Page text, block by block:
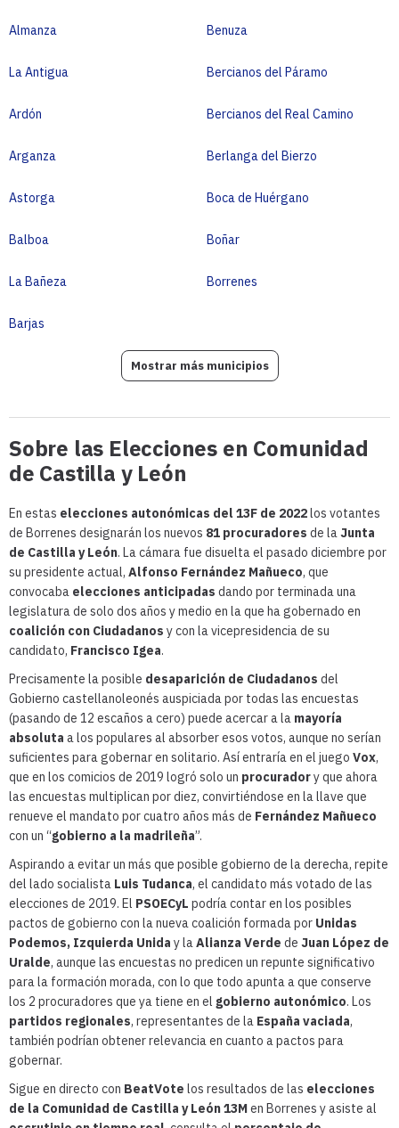
Almanza
La Antigua
Ardón
Arganza
Astorga
Balboa
La Bañeza
Barjas
Benuza
Bercianos del Páramo
Bercianos del Real Camino
Berlanga del Bierzo
Boca de Huérgano
Boñar
Borrenes
Mostrar más municipios
Sobre las Elecciones en Comunidad
de Castilla y León
En estas elecciones autonómicas del 13F de 2022los votantes
de Borrenes designarán los nuevos 81 procuradores de la Junta
de Castilla y León. La cámara fue disuelta el pasado diciembre por
su presidente actual, Alfonso Fernández Mañueco, que
convocaba elecciones anticipadas dando por terminada una
legislatura de solo dos años y medio en la que ha gobernado en
coalición con Ciudadanos y con la vicepresidencia de su
candidato, Francisco Igea.
Precisamente la posible desaparición de Ciudadanos del
Gobierno castellanoleonés auspiciada por todas las encuestas
(pasando de 12 escaños a cero) puede acercar a la mayoría
absoluta a los populares al absorber esos votos, aunque no serían
suficientes para gobernar en solitario. Así entraría en el juego Vox,
que en los comicios de 2019 logró solo un procuradory que ahora
las encuestas multiplican por diez, convirtiéndose en la llave que
renueve el mandato por cuatro años más de Fernández Mañueco
con un “gobierno a la madrileña”.
Aspirando a evitar un más que posible gobierno de la derecha, repite
del lado socialista Luis Tudanca, el candidato más votado de las
elecciones de 2019. El PSOECyL podría contar en los posibles
pactos de gobierno con la nueva coalición formada por Unidas
Podemos, Izquierda Unida y la Alianza Verde de Juan López de
Uralde, aunque las encuestas no predicen un repunte significativo
para la formación morada, con lo que todo apunta a que conserve
los 2 procuradores que ya tiene en el gobierno autonómico. Los
partidos regionales, representantes de la España vaciada,
también podrían obtener relevancia en cuanto a pactos para
gobernar.
Sigue en directo con BeatVote los resultados de las elecciones
de la Comunidad de Castilla y León 13Men Borrenes y asiste al